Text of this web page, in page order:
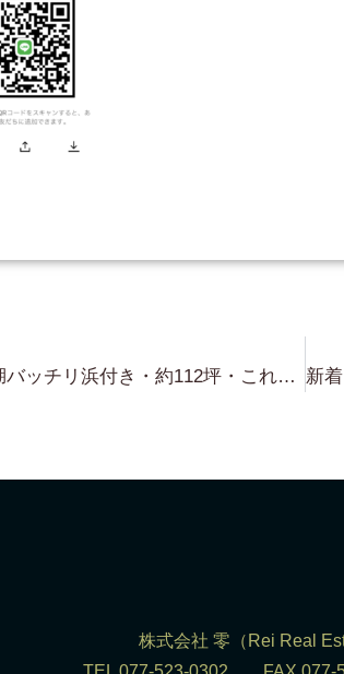
和邇・琵琶湖バッチリ浜付き・約112坪・これ 大人の基地に（笑）良いね〜〜〜！ こちらも 問い合わせ多数！ありがとうございます！
株式会社 零（Rei Real